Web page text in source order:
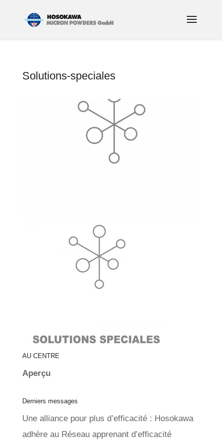
Solutions-speciales
AU CENTRE
Aperçu
Derniers messages
Une alliance pour plus d’efficacité : Hosokawa
adhère au Réseau apprenant d’efficacité